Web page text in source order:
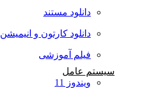
دانلود مستند
دانلود کارتون و انیمیشن
فیلم آموزشی
سیستم عامل
ویندوز 11